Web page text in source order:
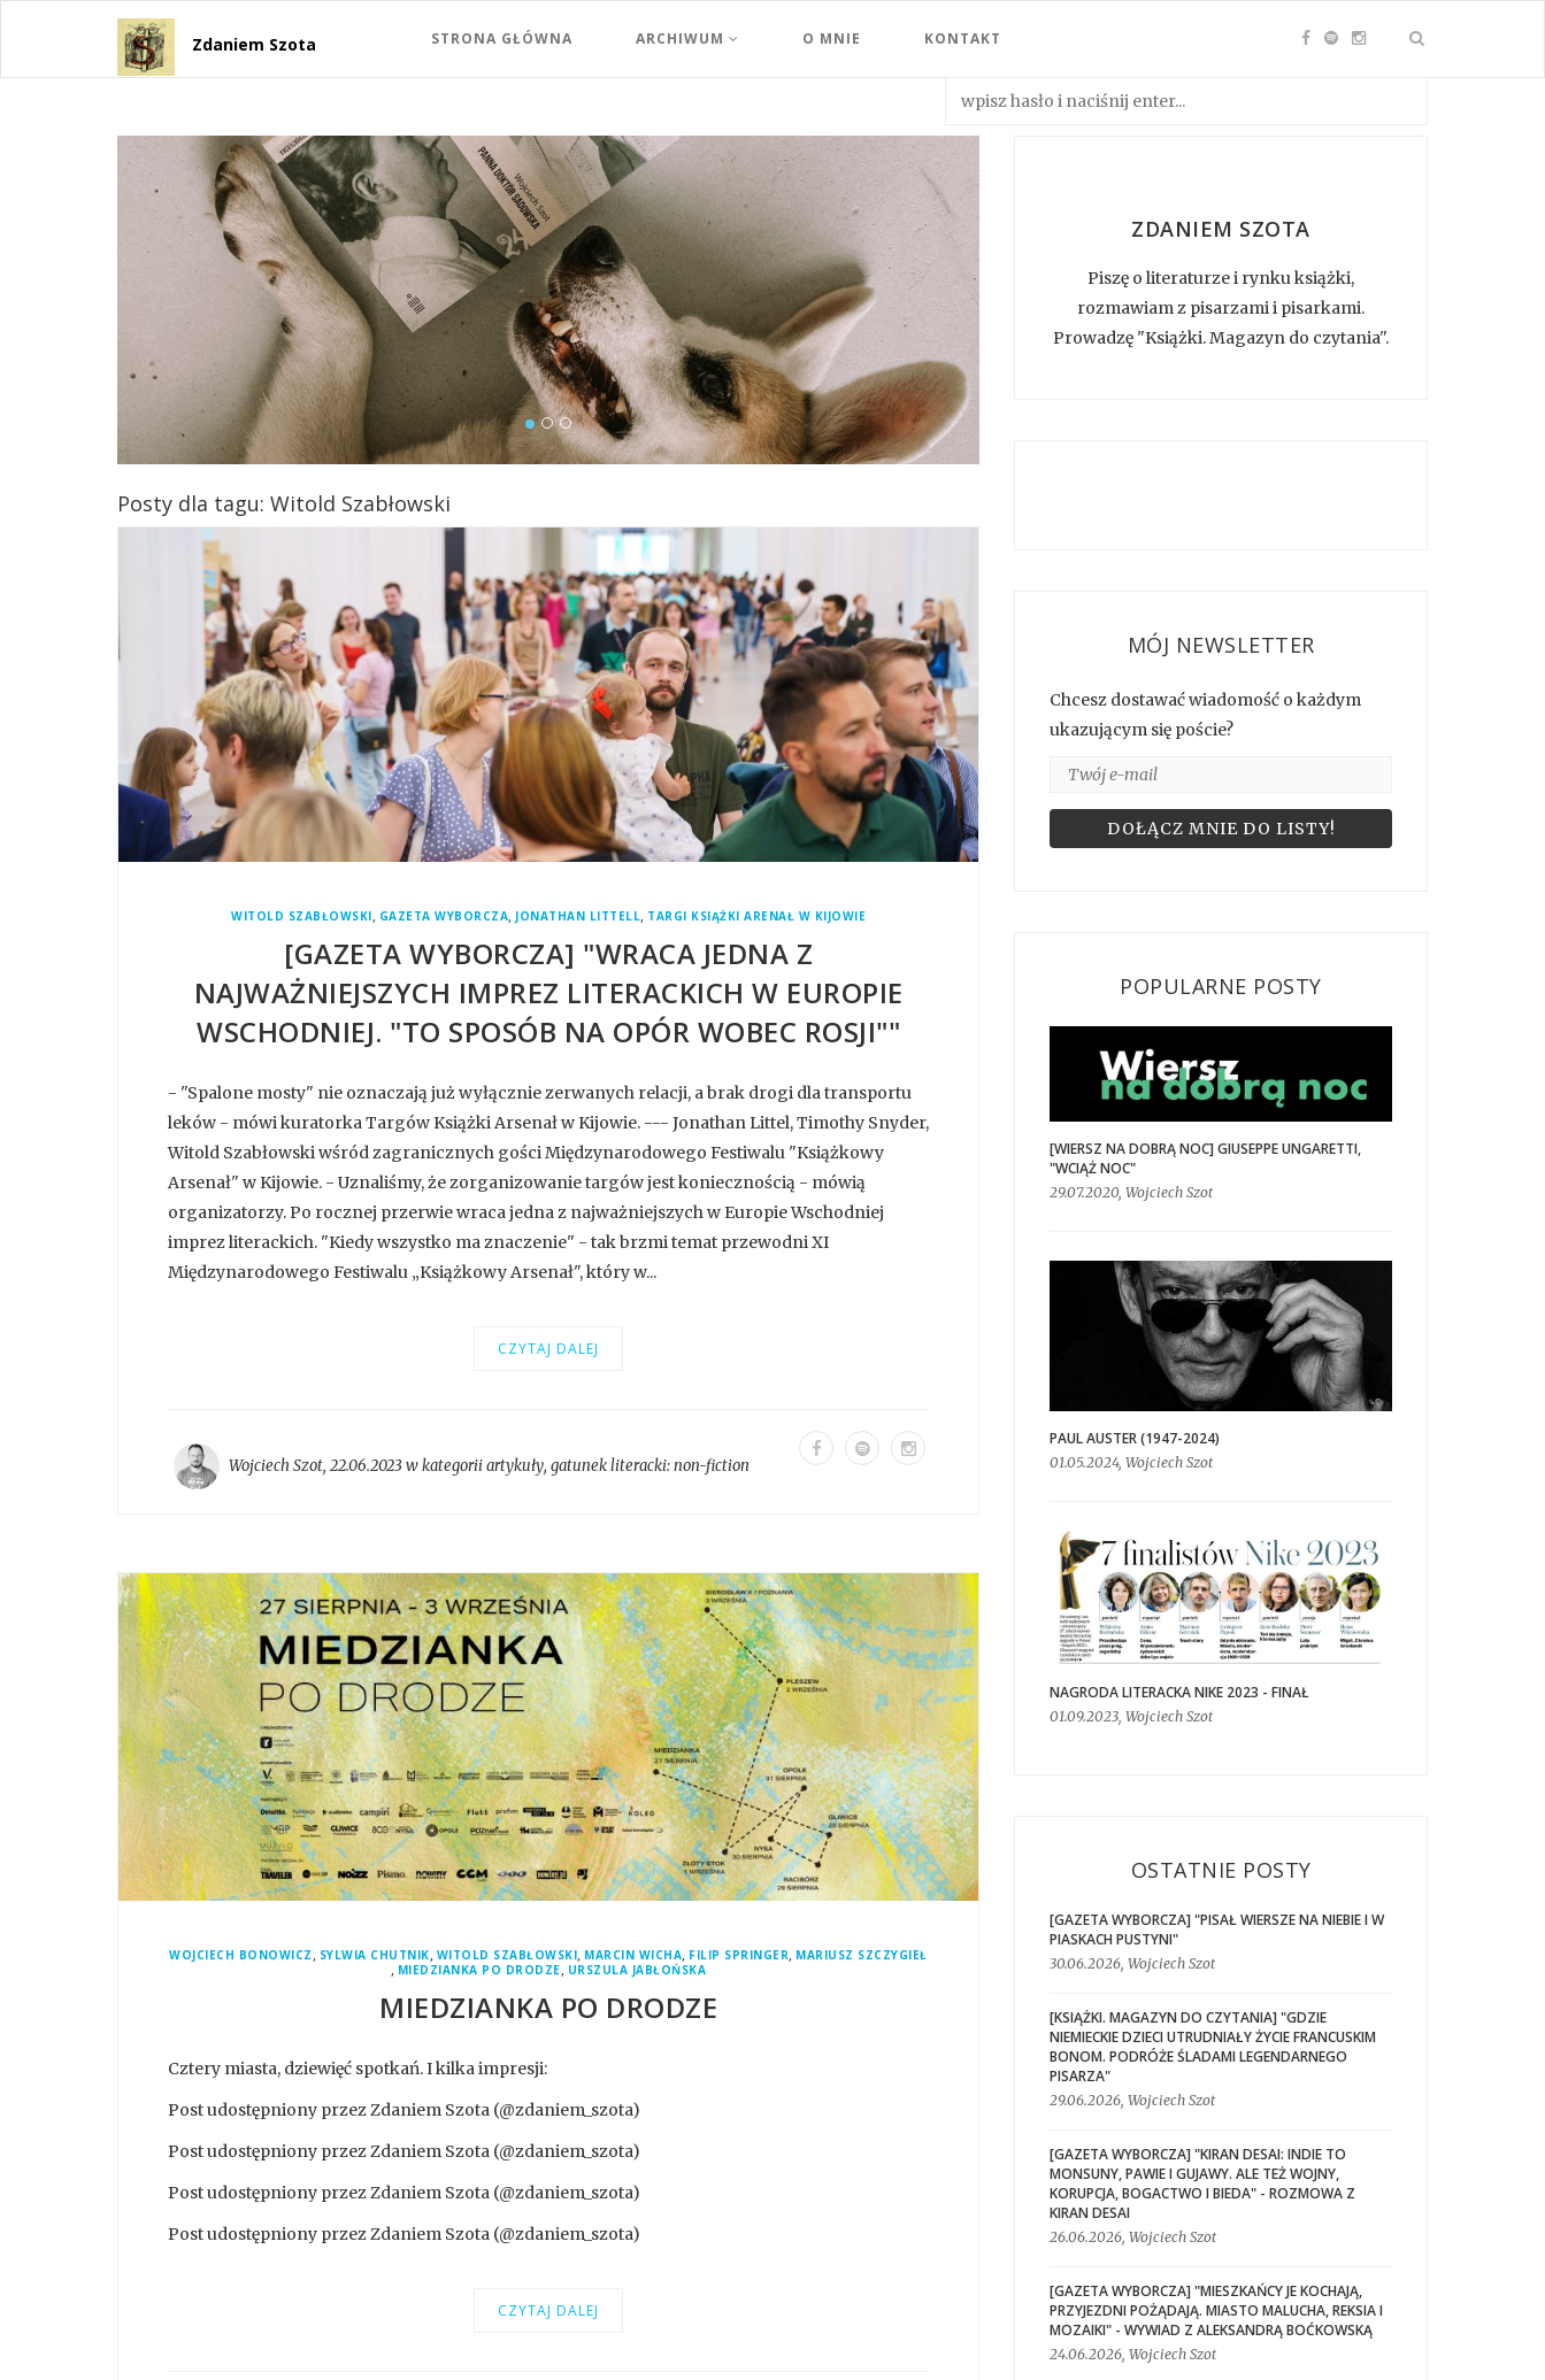
Zdaniem Szota STRONA GŁÓWNA ARCHIWUM O MNIE KONTAKT
Posty dla tagu: Witold Szabłowski
WITOLD SZABŁOWSKI, GAZETA WYBORCZA, JONATHAN LITTELL, TARGI KSIĄŻKI ARENAŁ W KIJOWIE
[GAZETA WYBORCZA] "WRACA JEDNA Z
NAJWAŻNIEJSZYCH IMPREZ LITERACKICH W EUROPIE
WSCHODNIEJ. "TO SPOSÓB NA OPÓR WOBEC ROSJI""
- "Spalone mosty" nie oznaczają już wyłącznie zerwanych relacji, a brak drogi dla transportu
leków - mówi kuratorka Targów Książki Arsenał w Kijowie. --- Jonathan Littel, Timothy Snyder,
Witold Szabłowski wśród zagranicznych gości Międzynarodowego Festiwalu "Książkowy
Arsenał" w Kijowie. - Uznaliśmy, że zorganizowanie targów jest koniecznością - mówią
organizatorzy. Po rocznej przerwie wraca jedna z najważniejszych w Europie Wschodniej
imprez literackich. "Kiedy wszystko ma znaczenie" - tak brzmi temat przewodni XI
Międzynarodowego Festiwalu „Książkowy Arsenał", który w...
CZYTAJ DALEJ
Wojciech Szot, 22.06.2023 w kategoriiartykuły, gatunek literacki:non-fiction
WOJCIECH BONOWICZ , SYLWIA CHUTNIK, WITOLD SZABŁOWSKI, MARCIN WICHA, FILIP SPRINGER, MARIUSZ SZCZYGIEŁ
, MIEDZIANKA PO DRODZE, URSZULA JABŁOŃSKA
MIEDZIANKA PO DRODZE
Cztery miasta, dziewięć spotkań. I kilka impresji:
Post udostępniony przez Zdaniem Szota (@zdaniem_szota)
Post udostępniony przez Zdaniem Szota (@zdaniem_szota)
Post udostępniony przez Zdaniem Szota (@zdaniem_szota)
Post udostępniony przez Zdaniem Szota (@zdaniem_szota)
CZYTAJ DALEJ
ZDANIEM SZOTA
Piszę o literaturze i rynku książki,
rozmawiam z pisarzami i pisarkami.
Prowadzę "Książki. Magazyn do czytania".
MÓJ NEWSLETTER
Chcesz dostawać wiadomość o każdym
ukazującym się poście?
POPULARNE POSTY
[WIERSZ NA DOBRĄ NOC] GIUSEPPE UNGARETTI,
"WCIĄŻ NOC"
29.07.2020, Wojciech Szot
PAUL AUSTER (1947-2024)
01.05.2024, Wojciech Szot
NAGRODA LITERACKA NIKE 2023 - FINAŁ
01.09.2023, Wojciech Szot
OSTATNIE POSTY
[GAZETA WYBORCZA] "PISAŁ WIERSZE NA NIEBIE I W
PIASKACH PUSTYNI"
30.06.2026, Wojciech Szot
[KSIĄŻKI. MAGAZYN DO CZYTANIA] "GDZIE
NIEMIECKIE DZIECI UTRUDNIAŁY ŻYCIE FRANCUSKIM
BONOM. PODRÓŻE ŚLADAMI LEGENDARNEGO
PISARZA"
29.06.2026, Wojciech Szot
[GAZETA WYBORCZA] "KIRAN DESAI: INDIE TO
MONSUNY, PAWIE I GUJAWY. ALE TEŻ WOJNY,
KORUPCJA, BOGACTWO I BIEDA" - ROZMOWA Z
KIRAN DESAI
26.06.2026, Wojciech Szot
[GAZETA WYBORCZA] "MIESZKAŃCY JE KOCHAJĄ,
PRZYJEZDNI POŻĄDAJĄ. MIASTO MALUCHA, REKSIA I
MOZAIKI" - WYWIAD Z ALEKSANDRĄ BOĆKOWSKĄ
24.06.2026, Wojciech Szot